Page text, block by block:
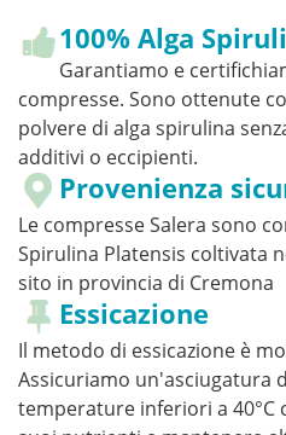
100% Alga
Garantiamo e
compresse. Sono ottenute
polvere di alga spirulina
additivi o eccipienti.
Provenienza
Le compresse Salera sono
Spirulina Platensis coltivata
sito in provincia di Cremona
Essicazione
Il metodo di essicazione è
Assicuriamo un'asciugatura
temperature inferiori a 40°C